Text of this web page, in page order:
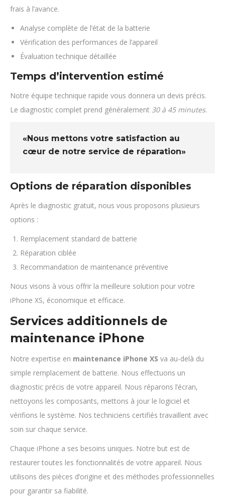
frais à l’avance.
Analyse complète de l’état de la batterie
Vérification des performances de l’appareil
Évaluation technique détaillée
Temps d’intervention estimé
Notre équipe technique rapide vous donnera un devis précis.
Le diagnostic complet prend généralement 30 à 45 minutes.
«Nous mettons votre satisfaction au
cœur de notre service de réparation»
Options de réparation disponibles
Après le diagnostic gratuit, nous vous proposons plusieurs
options :
Remplacement standard de batterie
Réparation ciblée
Recommandation de maintenance préventive
Nous visons à vous offrir la meilleure solution pour votre
iPhone XS, économique et efficace.
Services additionnels de
maintenance iPhone
Notre expertise en maintenance iPhone XS va au-delà du
simple remplacement de batterie. Nous effectuons un
diagnostic précis de votre appareil. Nous réparons l’écran,
nettoyons les composants, mettons à jour le logiciel et
vérifions le système. Nos techniciens certifiés travaillent avec
soin sur chaque service.
Chaque iPhone a ses besoins uniques. Notre but est de
restaurer toutes les fonctionnalités de votre appareil. Nous
utilisons des pièces d’origine et des méthodes professionnelles
pour garantir sa fiabilité.